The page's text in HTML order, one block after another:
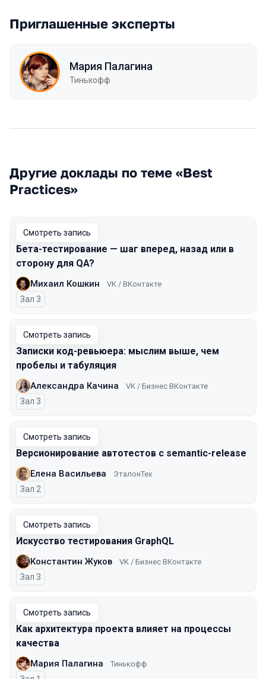
Приглашенные эксперты
Мария Палагина
Тинькофф
Другие доклады по теме «Best
Practices»
Смотреть запись
Бета-тестирование — шаг вперед, назад или в
сторону для QA?
Михаил Кошкин VK / ВКонтакте
Зал 3
Смотреть запись
Записки код-ревьюера: мыслим выше, чем
пробелы и табуляция
Александра Качина VK / Бизнес ВКонтакте
Зал 3
Смотреть запись
Версионирование автотестов с semantic-release
Елена Васильева ЭталонТех
Зал 2
Смотреть запись
Искусство тестирования GraphQL
Константин Жуков VK / Бизнес ВКонтакте
Зал 3
Смотреть запись
Как архитектура проекта влияет на процессы
качества
Мария Палагина Тинькофф